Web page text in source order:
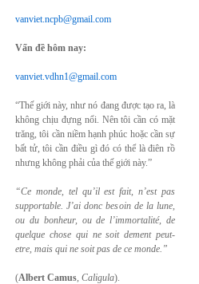
vanviet.ncpb@gmail.com
Vấn đề hôm nay:
vanviet.vdhn1@gmail.com
“Thế giới này, như nó đang được tạo ra, là
không chịu đựng nổi. Nên tôi cần có mặt
trăng, tôi cần niềm hạnh phúc hoặc cần sự
bất tử, tôi cần điều gì đó có thể là điên rồ
nhưng không phải của thế giới này.”
“Ce monde, tel qu’il est fait, n’est pas
supportable. J’ai donc besoin de la lune,
ou du bonheur, ou de l’immortalité, de
quelque chose qui ne soit dement peut-
etre, mais qui ne soit pas de ce monde.”
(Albert Camus, Caligula).